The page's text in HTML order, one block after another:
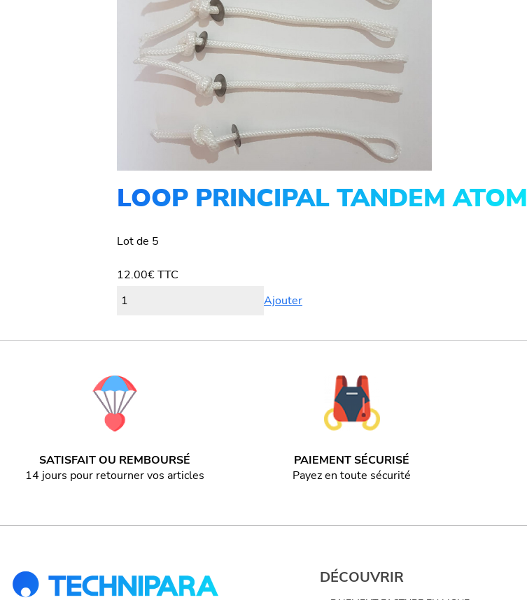
LOOP PRINCIPAL TANDEM ATOM
Lot de 5
12.00€TTC
Ajouter
SATISFAIT OU REMBOURSÉ
14 jours pour retourner vos articles
PAIEMENT SÉCURISÉ
Payez en toute sécurité
DÉCOUVRIR